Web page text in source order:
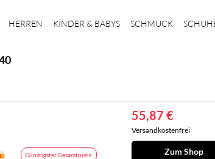
HERREN KINDER & BABYS SCHMUCK
Günstigster Gesamtpreis
55,87 €
Versandkostenfrei
Zum Shop